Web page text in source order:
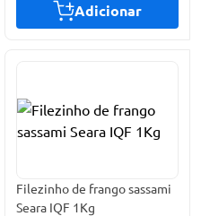
Adicionar
Filezinho de frango sassami
Seara IQF 1Kg